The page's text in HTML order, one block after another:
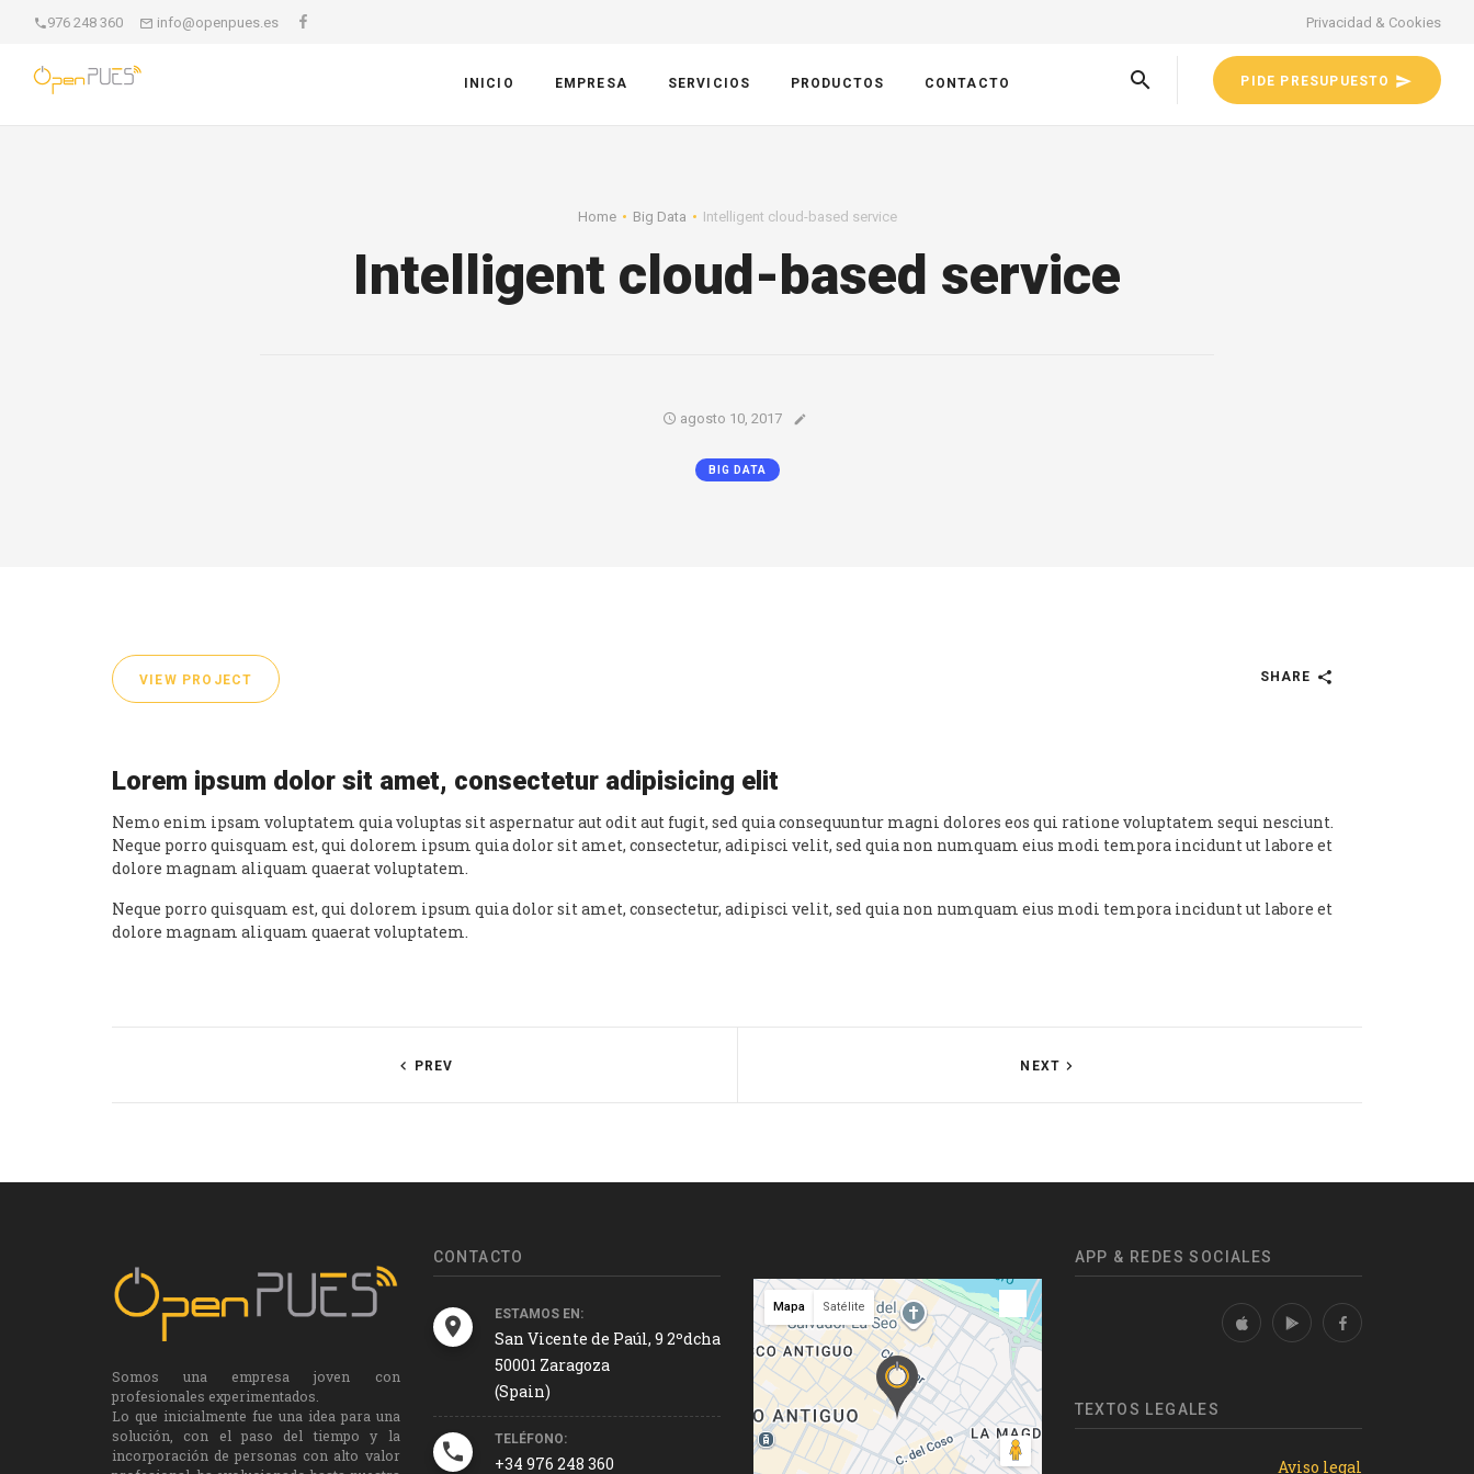
976 248 360 info@openpues.es Privacidad & Cookies
PIDE PRESUPUESTO
INICIO EMPRESA SERVICIOS PRODUCTOS CONTACTO
Home Big Data Intelligent cloud-based service
Intelligent cloud-based service
agosto 10, 2017
BIG DATA
VIEW PROJECT SHARE
Lorem ipsum dolor sit amet, consectetur adipisicing elit
Nemo enim ipsam voluptatem quia voluptas sit aspernatur aut odit aut fugit, sed quia consequuntur magni dolores eos qui ratione voluptatem sequi nesciunt.
Neque porro quisquam est, qui dolorem ipsum quia dolor sit amet, consectetur, adipisci velit, sed quia non numquam eius modi tempora incidunt ut labore et
dolore magnam aliquam quaerat voluptatem.
Neque porro quisquam est, qui dolorem ipsum quia dolor sit amet, consectetur, adipisci velit, sed quia non numquam eius modi tempora incidunt ut labore et
dolore magnam aliquam quaerat voluptatem.
PREV NEXT
Somos una empresa joven con
profesionales experimentados.
Lo que inicialmente fue una idea para una
solución, con el paso del tiempo y la
incorporación de personas con alto valor
CONTACTO
ESTAMOS EN:
San Vicente de Paúl, 9 2ºdcha
50001 Zaragoza
(Spain)
TELÉFONO:
+34 976 248 360
Mapa Satélite
APP & REDES SOCIALES
TEXTOS LEGALES
Aviso legal